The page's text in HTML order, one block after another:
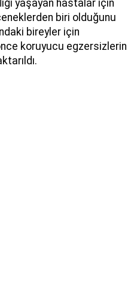
yaşayan hastalar için
biri olduğunu
bireyler için
koruyucu egzersizlerin